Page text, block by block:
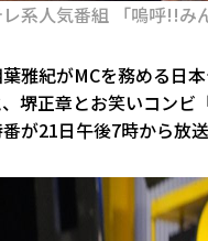
レ系人気番組 「嗚呼!!
雅紀がMCを務める日
堺正章とお笑いコンビ
が21日午後7時から放送